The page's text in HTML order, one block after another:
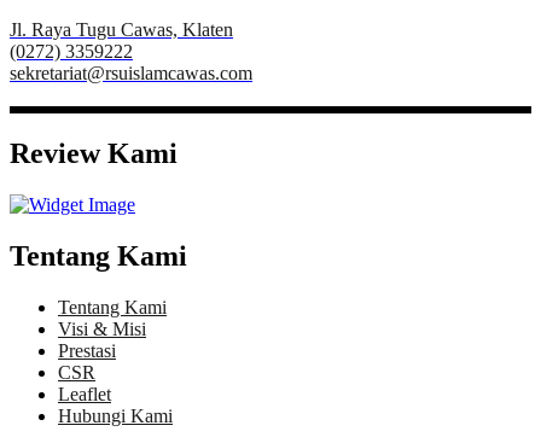
Jl. Raya Tugu Cawas, Klaten
(0272) 3359222
sekretariat@rsuislamcawas.com
Review Kami
Tentang Kami
Tentang Kami
Visi & Misi
Prestasi
CSR
Leaflet
Hubungi Kami